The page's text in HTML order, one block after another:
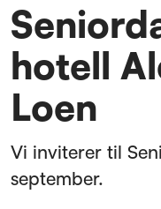
hotell
Loen
Vi inviterer til
september.